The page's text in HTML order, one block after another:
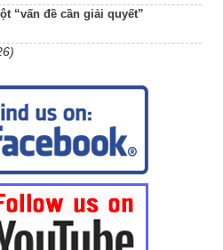
“vấn đề cần giải quyết”